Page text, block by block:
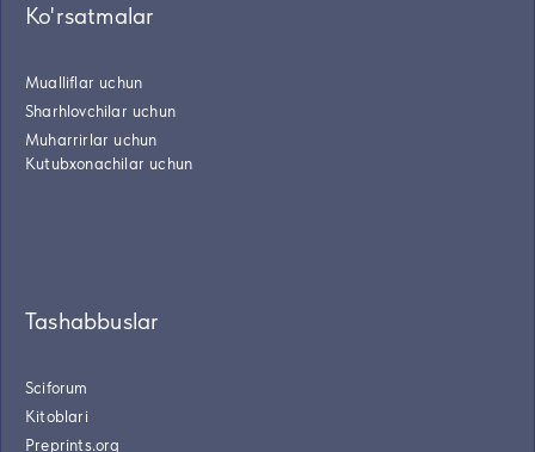
Ko'rsatmalar
Mualliflar uchun
Sharhlovchilar uchun
Muharrirlar uchun
Kutubxonachilar uchun
Tashabbuslar
Sciforum
Kitoblari
Preprints.org